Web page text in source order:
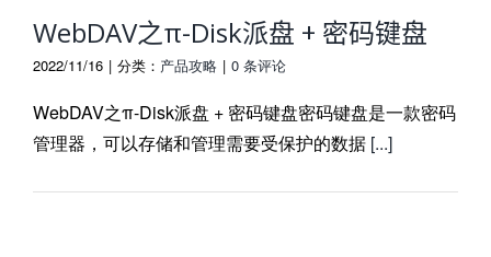
WebDAV之π-Disk派盘 + 密码键盘
2022/11/16 | 分类： 产品攻略 | 0 条评论
WebDAV之π-Disk派盘 + 密码键盘密码键盘是一款密码
管理器，可以存储和管理需要受保护的数据 [...]